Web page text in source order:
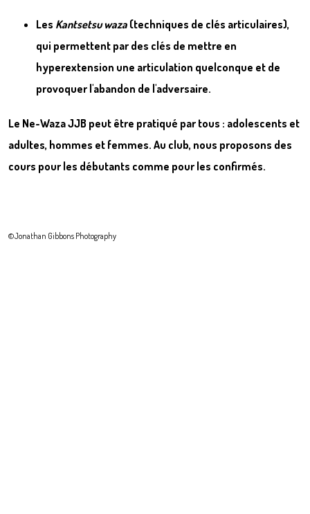
Les Kantsetsu waza (techniques de clés articulaires),
qui permettent par des clés de mettre en
hyperextension une articulation quelconque et de
provoquer l'abandon de l'adversaire.
Le Ne-Waza JJB peut être pratiqué par tous : adolescents et
adultes, hommes et femmes. Au club, nous proposons des
cours pour les débutants comme pour les confirmés.
©Jonathan Gibbons Photography